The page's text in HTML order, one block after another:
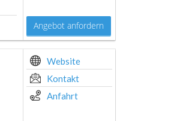
Angebot anfordern
Website
Kontakt
Anfahrt